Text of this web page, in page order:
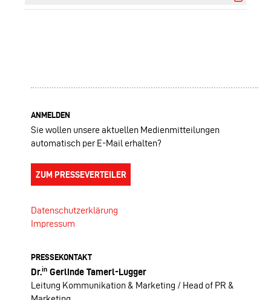
ANMELDEN
Sie wollen unsere aktuellen Medienmitteilungen
automatisch per E-Mail erhalten?
ZUM PRESSEVERTEILER
Datenschutzerklärung
Impressum
PRESSEKONTAKT
Dr.in Gerlinde Tamerl-Lugger
Leitung Kommunikation & Marketing / Head of PR &